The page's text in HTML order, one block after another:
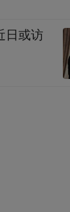
日或访